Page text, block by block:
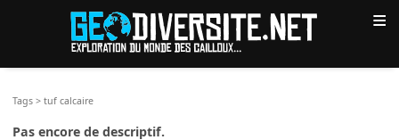
≡
Tags >tuf calcaire
Pas encore de descriptif.